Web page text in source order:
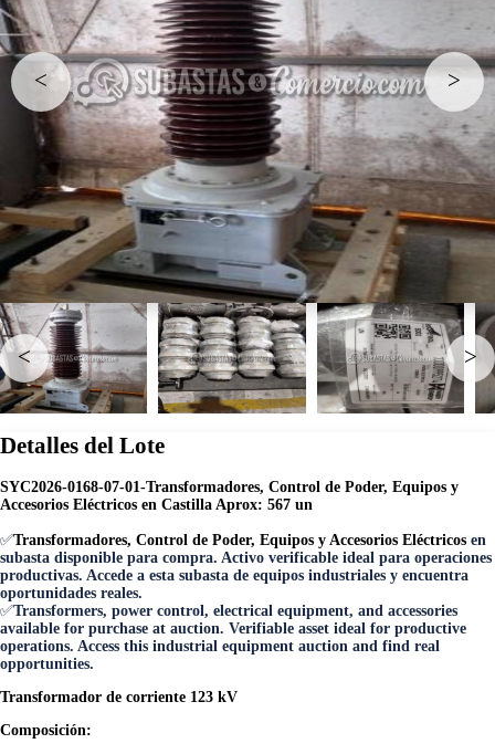
< >
< >
Detalles del Lote
SYC2026-0168-07-01-Transformadores, Control de Poder, Equipos y
Accesorios Eléctricos en Castilla Aprox: 567 un
✅Transformadores, Control de Poder, Equipos y Accesorios Eléctricos en
subasta disponible para compra. Activo verificable ideal para operaciones
productivas. Accede a esta subasta de equipos industriales y encuentra
oportunidades reales.
✅Transformers, power control, electrical equipment, and accessories
available for purchase at auction. Verifiable asset ideal for productive
operations. Access this industrial equipment auction and find real
opportunities.
Transformador de corriente 123 kV
Composición: